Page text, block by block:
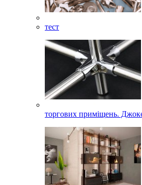
тест
торгових приміщень.